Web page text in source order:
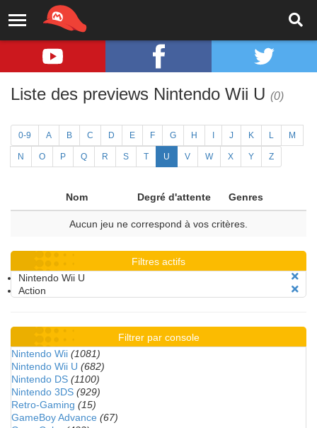
Liste des previews Nintendo Wii U (0)
0-9 A B C D E F G H J K L M
N O P Q R S T U V W X Y Z
Nom Degré d'attente Genres
Aucun jeu ne correspond à vos critères.
Filtres actifs
Nintendo Wii U
Action
Filtrer par console
Nintendo Wii (1081)
Nintendo Wii U (682)
Nintendo DS (1100)
Nintendo 3DS (929)
Retro-Gaming (15)
GameBoy Advance (67)